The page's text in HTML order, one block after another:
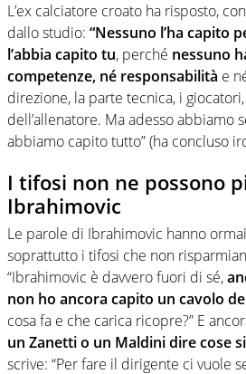
L’ex calciatore croato ha risposto,
dallo studio: “Nessuno l’ha capito
l’abbia capito tu, perché nessuno
competenze, né responsabilità e
direzione, la parte tecnica, i
dell’allenatore. Ma adesso abbiamo
abbiamo capito tutto” (ha concluso
I tifosi non ne possono
Ibrahimovic
Le parole di Ibrahimovic hanno
soprattutto i tifosi che non
“Ibrahimovic è davvero fuori di sé,
non ho ancora capito un cavolo
cosa fa e che carica ricopre?” E
un Zanetti o un Maldini dire cose
scrive: “Per fare il dirigente ci vuole